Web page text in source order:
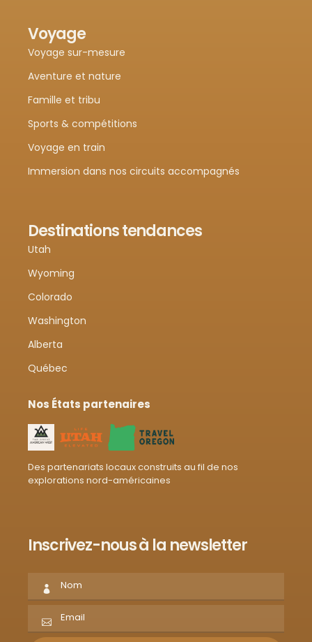
Voyage
Voyage sur-mesure
Aventure et nature
Famille et tribu
Sports & compétitions
Voyage en train
Immersion dans nos circuits accompagnés
Destinations tendances
Utah
Wyoming
Colorado
Washington
Alberta
Québec
Nos États partenaires
Des partenariats locaux construits au fil de nos
explorations nord-américaines
Inscrivez-nous à la newsletter